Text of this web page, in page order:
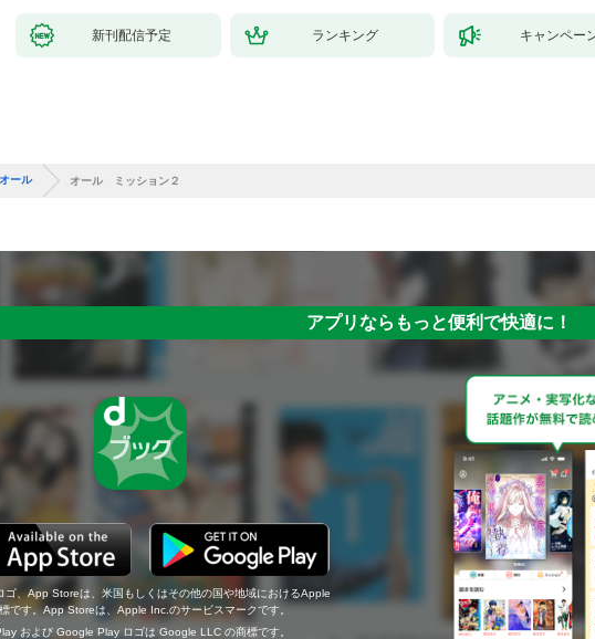
新刊配信予定 ランキング キャンペー
オール オール ミッション２
アプリならもっと便利で快適に！
ゴ、App Storeは、米国もしくはその他の国や地域におけるApple
です。App Storeは、Apple Inc.のサービスマークです。
および Google Play ロゴは Google LLC の商標です。